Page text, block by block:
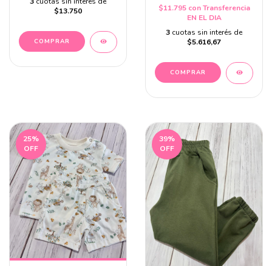
$13.750
COMPRAR
$11.795 con Transferencia
EN EL DIA
3 cuotas sin interés de
$5.616,67
COMPRAR
25%
OFF
39%
OFF